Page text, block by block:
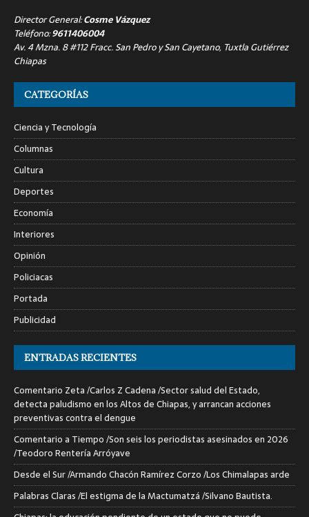
Director General:Cosme Vázquez
Teléfono:9611406004
Av. 4 Mzna. 8 #112 Fracc. San Pedro y San Cayetano, Tuxtla Gutiérrez
Chiapas
CATEGORÍAS
Ciencia y Tecnología
Columnas
Cultura
Deportes
Economía
Interiores
Opinión
Policiacas
Portada
Publicidad
ENTRADAS RECIENTES
Comentario Zeta /Carlos Z Cadena /Sector salud del Estado,
detecta paludismo en los Altos de Chiapas, y arrancan acciones
preventivas contra el dengue
Comentario a Tiempo /Son seis los periodistas asesinados en 2026
/Teodoro Rentería Arróyave
Desde el Sur /Armando Chacón Ramírez Corzo /Los Chimalapas arde
Palabras Claras /El estigma de la Mactumatzá /Silvano Bautista.